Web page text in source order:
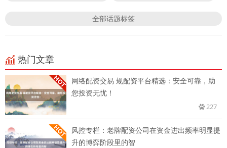
全部话题标签
热门文章
网络配资交易 规配资平台精选：安全可靠，助
您投资无忧！
227
风控专栏：老牌配资公司在资金进出频率明显提
升的博弈阶段里的智